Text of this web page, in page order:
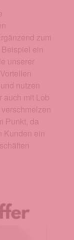
zum
ein
unserer
nutzen
auch mit Lob
Punkt, da
Kunden ein